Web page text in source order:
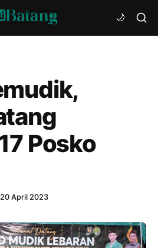
Posko
20 April 2023